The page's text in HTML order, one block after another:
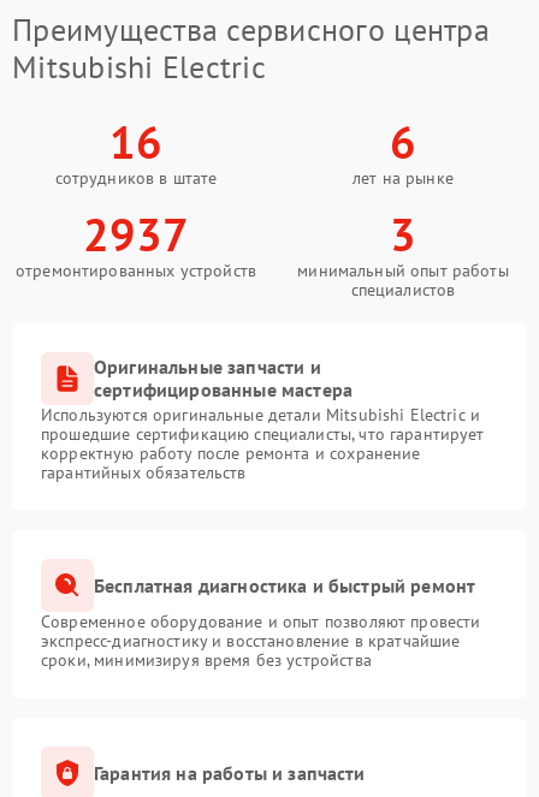
Преимущества сервисного центра
Mitsubishi Electric
16
сотрудников в штате
6
лет на рынке
2937
отремонтированных устройств
3
минимальный опыт работы
специалистов
Оригинальные запчасти и
сертифицированные мастера
Используются оригинальные детали Mitsubishi Electric и
прошедшие сертификацию специалисты, что гарантирует
корректную работу после ремонта и сохранение
гарантийных обязательств
Бесплатная диагностика и быстрый ремонт
Современное оборудование и опыт позволяют провести
экспресс-диагностику и восстановление в кратчайшие
сроки, минимизируя время без устройства
Гарантия на работы и запчасти